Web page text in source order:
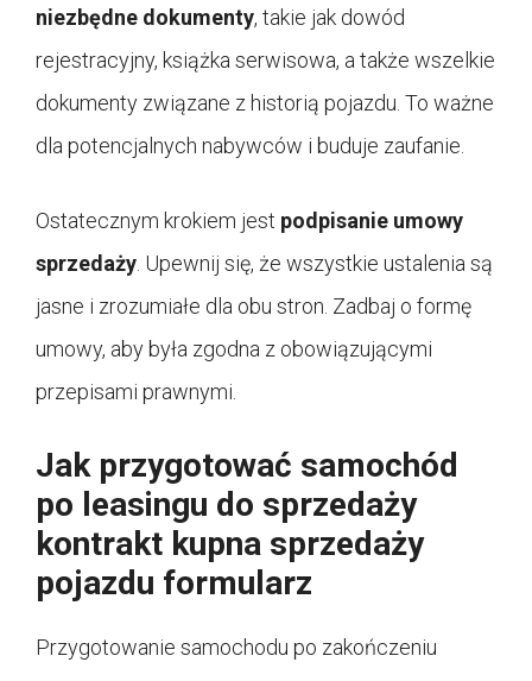
niezbędne dokumenty, takie jak dowód
rejestracyjny, książka serwisowa, a także wszelkie
dokumenty związane z historią pojazdu. To ważne
dla potencjalnych nabywców i buduje zaufanie.
Ostatecznym krokiem jest podpisanie umowy
sprzedaży . Upewnij się, że wszystkie ustalenia są
jasne i zrozumiałe dla obu stron. Zadbaj o formę
umowy, aby była zgodna z obowiązującymi
przepisami prawnymi.
Jak przygotować samochód
po leasingu do sprzedaży
kontrakt kupna sprzedaży
pojazdu formularz
Przygotowanie samochodu po zakończeniu